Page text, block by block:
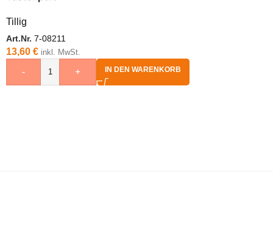
Tillig
Art.Nr. 7-08211
13,60 € inkl. MwSt.
- + IN DEN WARENKORB